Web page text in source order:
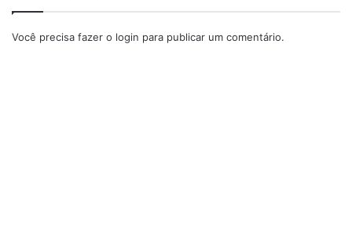
Você precisa fazer o login para publicar um comentário.